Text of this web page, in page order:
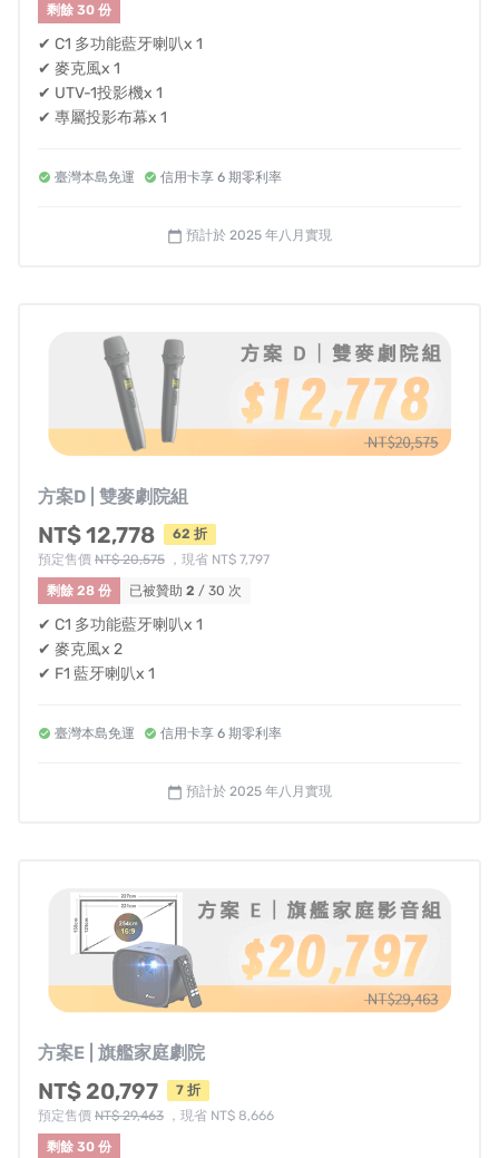
⇝中部⇝
▶台中文心秀泰-WEiZ專櫃
地址：408台中市南屯區文心南路289號7樓1樓
電話：04-37048488
▶嘉義秀泰-WEiZ專櫃
電話：05-3208040
電話：07-9715558
✦☆✦以上試聽體驗點 持續更新中~~~最後更新
為:5/20✦☆✦
風險與挑戰
我們預計在 2025 年 8 月按訂單順序開始出貨，並將持續
更新嘖嘖募資頁面，讓贊助者隨時掌握專案開發進度。
由於募資計畫存在眾多變數，我們將盡力按計劃生產
退換貨規則
募資結束前欲退貨，請登入嘖嘖帳號，於右上角選單中的
『贊助紀錄』進入，找到『修改/查看紀錄』，在此處的贊
款，嘖嘖會透過您贊助時的原付款方式退還您所支持的金
額（不包含虛擬帳號轉帳交易手續費）。
募資結束後，如非個人使用不當所出現的商品瑕疵或
剩餘 30 份
✔ C1 多功能藍牙喇叭x 1
✔ 麥克風x 1
✔ UTV-1投影機x 1
✔ 專屬投影布幕x 1
臺灣本島免運 信用卡享 6 期零利率
calendar_today 預計於 2025 年八月實現
方案D | 雙麥劇院組
NT$ 12,778
62 折
預定售價 NT$ 20,575 ，現省 NT$ 7,797
剩餘 28 份
已被贊助 2 / 30 次
✔ C1 多功能藍牙喇叭x 1
✔ 麥克風x 2
✔ F1 藍牙喇叭x 1
臺灣本島免運 信用卡享 6 期零利率
calendar_today 預計於 2025 年八月實現
方案E | 旗艦家庭劇院
NT$ 20,797
7 折
預定售價 NT$ 29,463 ，現省 NT$ 8,666
剩餘 30 份